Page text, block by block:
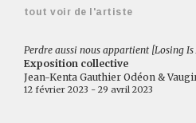
tout voir de l'artiste
Perdre aussi nous appartient [Losing
Exposition collective
Jean-Kenta Gauthier Odéon &
12 février 2023 - 29 avril 2023